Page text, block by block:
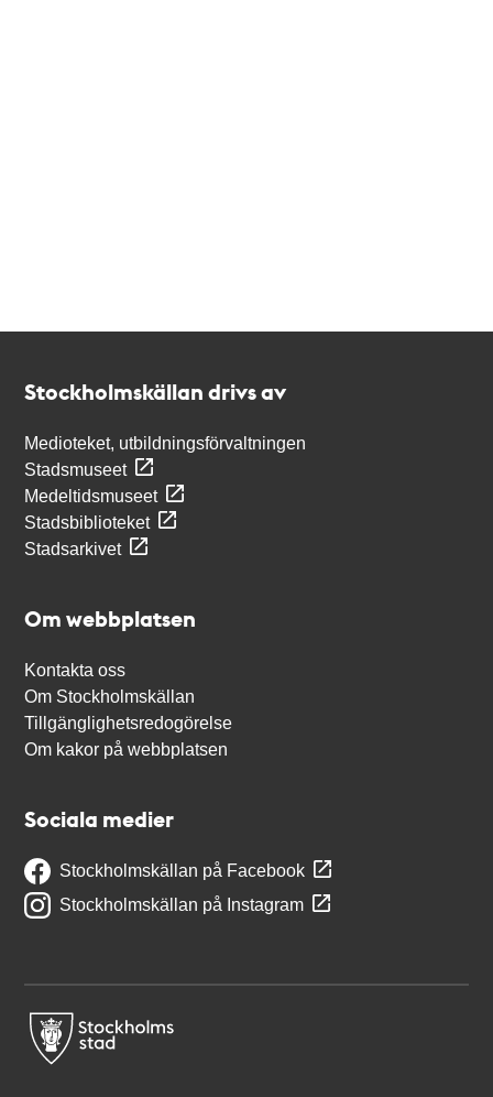
Stockholmskällan drivs av
Medioteket, utbildningsförvaltningen
Stadsmuseet
Medeltidsmuseet
Stadsbiblioteket
Stadsarkivet
Om webbplatsen
Kontakta oss
Om Stockholmskällan
Tillgänglighetsredogörelse
Om kakor på webbplatsen
Sociala medier
Stockholmskällan på Facebook
Stockholmskällan på Instagram